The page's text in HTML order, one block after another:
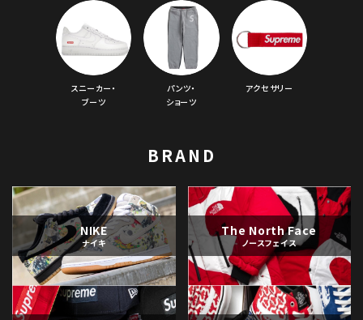
スニーカー・
ブーツ
パンツ・
ショーツ
アクセサリー
BRAND
NIKE
ナイキ
The North Face
ノースフェイス